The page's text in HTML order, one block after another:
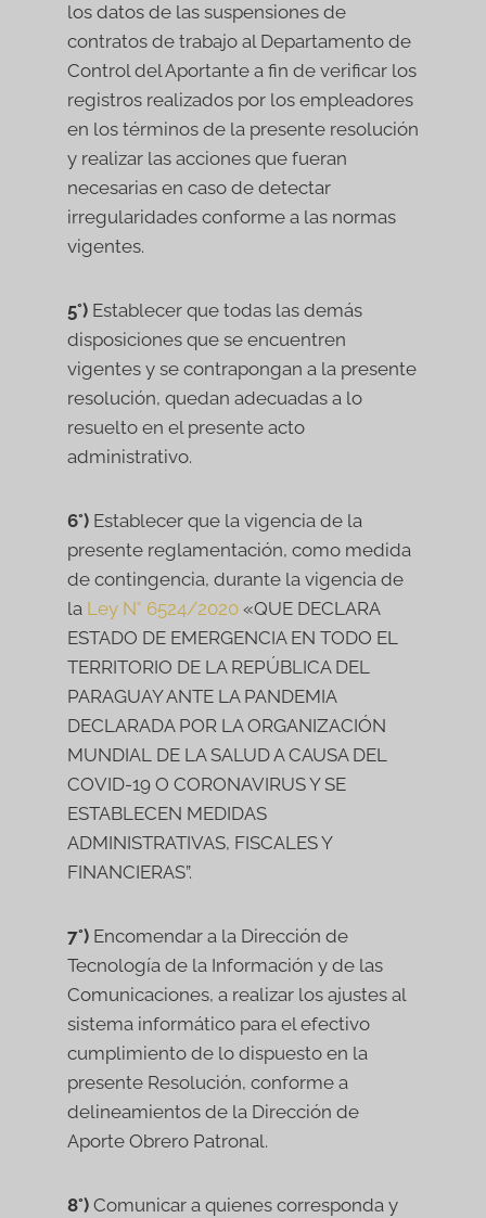
los datos de las suspensiones de
contratos de trabajo al Departamento de
Control del Aportante a fin de verificar los
registros realizados por los empleadores
en los términos de la presente resolución
y realizar las acciones que fueran
necesarias en caso de detectar
irregularidades conforme a las normas
vigentes.
5°) Establecer que todas las demás
disposiciones que se encuentren
vigentes y se contrapongan a la presente
resolución, quedan adecuadas a lo
resuelto en el presente acto
administrativo.
6°) Establecer que la vigencia de la
presente reglamentación, como medida
de contingencia, durante la vigencia de
la Ley N° 6524/2020 «QUE DECLARA
ESTADO DE EMERGENCIA EN TODO EL
TERRITORIO DE LA REPÚBLICA DEL
PARAGUAY ANTE LA PANDEMIA
DECLARADA POR LA ORGANIZACIÓN
MUNDIAL DE LA SALUD A CAUSA DEL
COVID-19 O CORONAVIRUS Y SE
ESTABLECEN MEDIDAS
ADMINISTRATIVAS, FISCALES Y
FINANCIERAS”.
7°) Encomendar a la Dirección de
Tecnología de la Información y de las
Comunicaciones, a realizar los ajustes al
sistema informático para el efectivo
cumplimiento de lo dispuesto en la
presente Resolución, conforme a
delineamientos de la Dirección de
Aporte Obrero Patronal.
8°) Comunicar a quienes corresponda y